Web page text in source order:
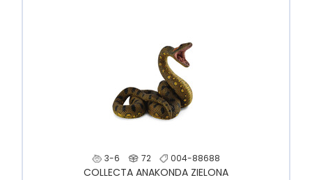
3-6 72 004-88688
COLLECTA ANAKONDA ZIELONA